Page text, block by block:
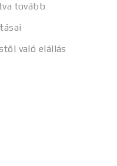
tovább
való elállás